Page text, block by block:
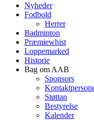
Nyheder
Fodbold
Herrer
Badminton
Præmiewhist
Loppemarked
Historie
Bag om AAB
Sponsors
Støttan
Bestyrelse
Kalender